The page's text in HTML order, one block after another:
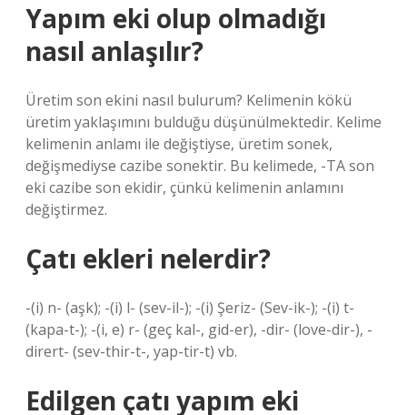
Yapım eki olup olmadığı
nasıl anlaşılır?
Üretim son ekini nasıl bulurum? Kelimenin kökü
üretim yaklaşımını bulduğu düşünülmektedir. Kelime
kelimenin anlamı ile değiştiyse, üretim sonek,
değişmediyse cazibe sonektir. Bu kelimede, -TA son
eki cazibe son ekidir, çünkü kelimenin anlamını
değiştirmez.
Çatı ekleri nelerdir?
-(i) n- (aşk); -(i) l- (sev-il-); -(i) Şeriz- (Sev-ik-); -(i) t-
(kapa-t-); -(i, e) r- (geç kal-, gid-er), -dir- (love-dir-), -
dirert- (sev-thir-t-, yap-tir-t) vb.
Edilgen çatı yapım eki